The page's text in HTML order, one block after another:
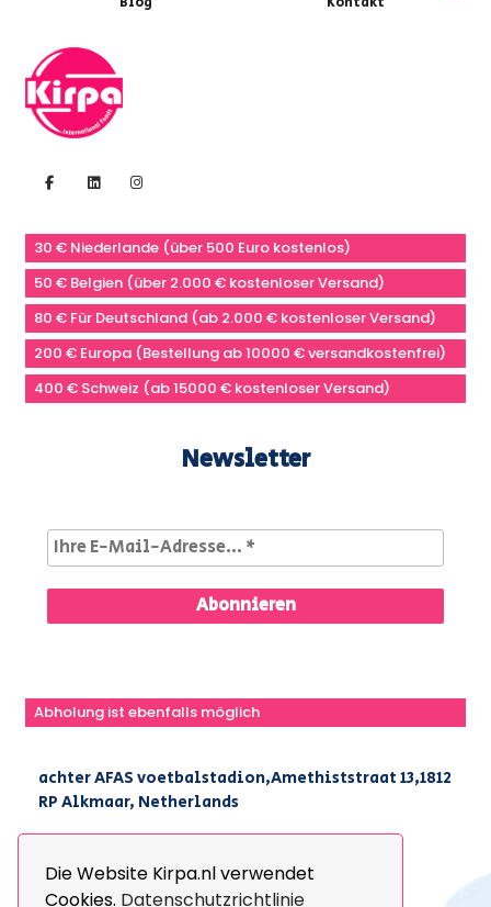
Die Website Kirpa.nl verwendet
Cookies. Datenschutzrichtlinie
30 € Niederlande (über 500 Euro kostenlos)
50 € Belgien (über 2.000 € kostenloser Versand)
80 € Für Deutschland (ab 2.000 € kostenloser Versand)
200 € Europa (Bestellung ab 10000 € versandkostenfrei)
400 € Schweiz (ab 15000 € kostenloser Versand)
Newsletter
Abholung ist ebenfalls möglich
achter AFAS voetbalstadion,Amethiststraat 13,1812
RP Alkmaar, Netherlands
+31(0) 251 296 806 | info@kirpa.nl